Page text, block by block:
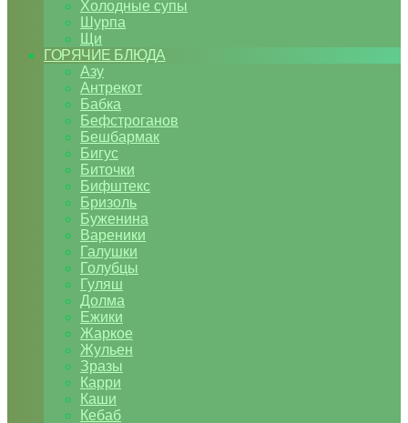
Холодные супы
Шурпа
Щи
ГОРЯЧИЕ БЛЮДА
Азу
Антрекот
Бабка
Бефстроганов
Бешбармак
Бигус
Биточки
Бифштекс
Бризоль
Буженина
Вареники
Галушки
Голубцы
Гуляш
Долма
Ежики
Жаркое
Жульен
Зразы
Карри
Каши
Кебаб